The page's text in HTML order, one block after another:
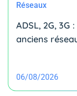
Réseaux
ADSL, 2G,
anciens
06/08/2026